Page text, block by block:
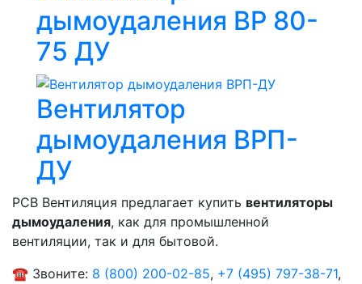
дымоудаления ВР 80-
75 ДУ
Вентилятор
дымоудаления ВРП-
ДУ
РСВ Вентиляция предлагает купить вентиляторы
дымоудаления, как для промышленной
вентиляции, так и для бытовой.
☎️ Звоните: 8 (800) 200-02-85, +7 (495) 797-38-71,